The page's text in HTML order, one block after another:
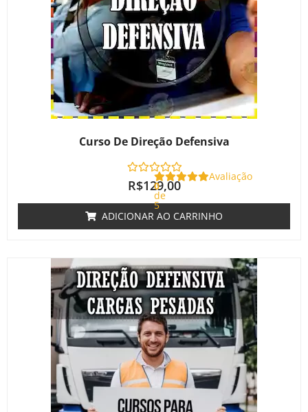
Curso De Direção Defensiva
Avaliação
0
de
5
R$129,00
ADICIONAR AO CARRINHO